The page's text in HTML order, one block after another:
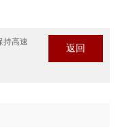
持高速
返回